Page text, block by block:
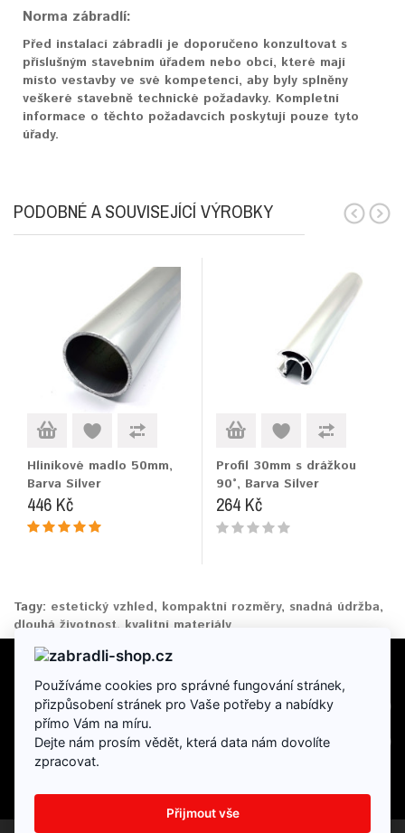
Norma zábradlí:
Před instalací zábradlí je doporučeno konzultovat s
příslušným stavebním úřadem nebo obcí, které mají
místo vestavby ve své kompetenci, aby byly splněny
veškeré stavebně technické požadavky. Kompletní
informace o těchto požadavcích poskytují pouze tyto
úřady.
PODOBNÉ A SOUVISEJÍCÍ VÝROBKY
Hliníkové madlo 50mm,
Barva Silver
446 Kč
Profil 30mm s drážkou
90°, Barva Silver
264 Kč
Tagy: estetický vzhled, kompaktní rozměry, snadná údržba,
dlouhá životnost, kvalitní materiály
INFORMACE
DOPLŇKY
Používáme cookies pro správné fungování stránek,
přizpůsobení stránek pro Vaše potřeby a nabídky
přímo Vám na míru.
Dejte nám prosím vědět, která data nám dovolíte
zpracovat.
Přijmout vše